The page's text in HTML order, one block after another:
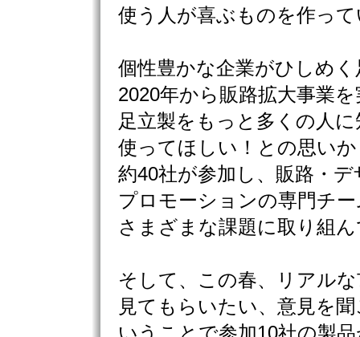
使う人が喜ぶものを作っ
個性豊かな企業がひしめ
2020年から販路拡大事業を
足立製をもっと多くの人
使ってほしい！との思い
約40社が参加し、販路・
プロモーションの専門チ
さまざまな課題に取り組
そして、この春、リアル
見てもらいたい、意見を